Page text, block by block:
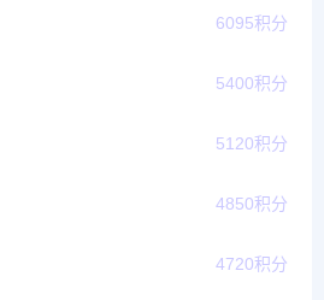
6095积分
5400积分
5120积分
4850积分
4720积分